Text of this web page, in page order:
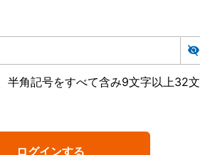
半角記号をすべて含み9文字以上32文